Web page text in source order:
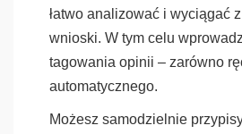
łatwo analizować i wyciągać
wnioski. W tym celu
tagowania opinii – zarówno
automatycznego.
Możesz samodzielnie